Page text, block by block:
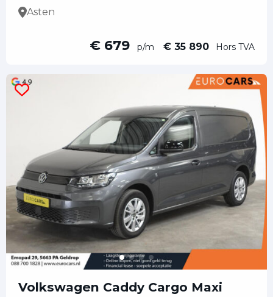
Asten
€ 679 p/m € 35 890 Hors TVA
Volkswagen Caddy Cargo Maxi